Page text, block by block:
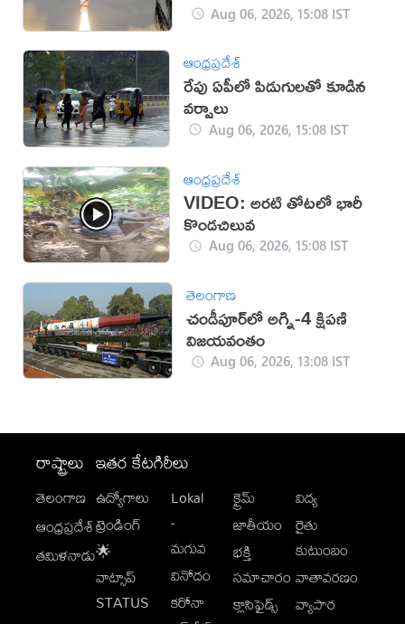
Aug 06, 2026, 15:08 IST
ఆంధ్రప్రదేశ్
రేపు ఏపీలో పిడుగులతో కూడిన
వర్షాలు
Aug 06, 2026, 15:08 IST
ఆంధ్రప్రదేశ్
VIDEO: అరటి తోటలో భారీ
కొండచిలువ
Aug 06, 2026, 15:08 IST
తెలంగాణ
చండీపూర్‌లో అగ్ని-4 క్షిపణి
విజయవంతం
Aug 06, 2026, 13:08 IST
రాష్ట్రాలు
తెలంగాణ
ఆంధ్రప్రదేశ్
తమిళనాడు
ఇతర కేటగిరీలు
ఉద్యోగాలు
ట్రెండింగ్
🌟
వాట్సాప్
STATUS
Lokal
-
మగువ
వినోదం
కరోనా
క్రైమ్
జాతీయం
భక్తి
సమాచారం
క్లాసిఫైడ్స్
విద్య
రైతు
కుటుంబం
వాతావరణం
వ్యాపార